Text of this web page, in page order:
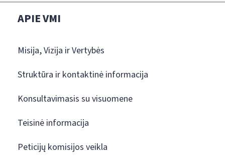
APIE VMI
Misija, Vizija ir Vertybės
Struktūra ir kontaktinė informacija
Konsultavimasis su visuomene
Teisinė informacija
Peticijų komisijos veikla